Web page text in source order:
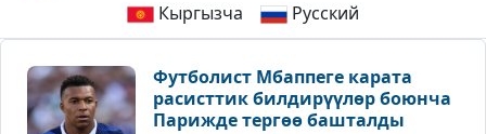
Кыргызча Русский
Футболист Мбаппеге карата
расисттик билдирүүлөр боюнча
Парижде тергөө башталды